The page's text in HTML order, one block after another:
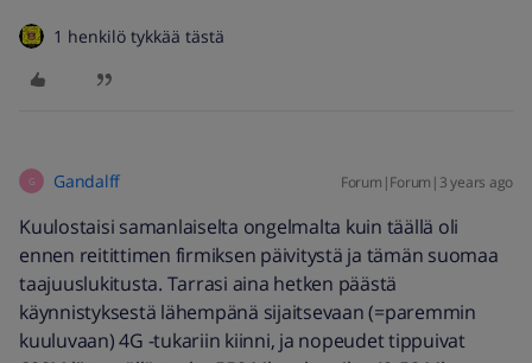
1 henkilö tykkää tästä
G Gandalff Forum|Forum|3 years ago
Kuulostaisi samanlaiselta ongelmalta kuin täällä oli
ennen reitittimen firmiksen päivitystä ja tämän suomaa
taajuuslukitusta. Tarrasi aina hetken päästä
käynnistyksestä lähempänä sijaitsevaan (=paremmin
kuuluvaan) 4G -tukariin kiinni, ja nopeudet tippuivat